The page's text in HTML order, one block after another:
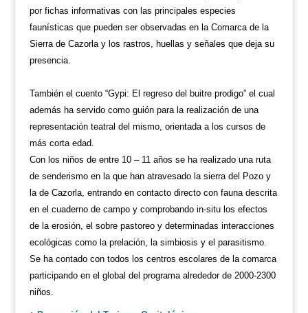
por fichas informativas con las principales especies
faunísticas que pueden ser observadas en la Comarca de la
Sierra de Cazorla y los rastros, huellas y señales que deja su
presencia.
También el cuento “Gypi: El regreso del buitre prodigo” el cual
además ha servido como guión para la realización de una
representación teatral del mismo, orientada a los cursos de
más corta edad.
Con los niños de entre 10 – 11 años se ha realizado una ruta
de senderismo en la que han atravesado la sierra del Pozo y
la de Cazorla, entrando en contacto directo con fauna descrita
en el cuaderno de campo y comprobando in-situ los efectos
de la erosión, el sobre pastoreo y determinadas interacciones
ecológicas como la prelación, la simbiosis y el parasitismo.
Se ha contado con todos los centros escolares de la comarca
participando en el global del programa alrededor de 2000-2300
niños.